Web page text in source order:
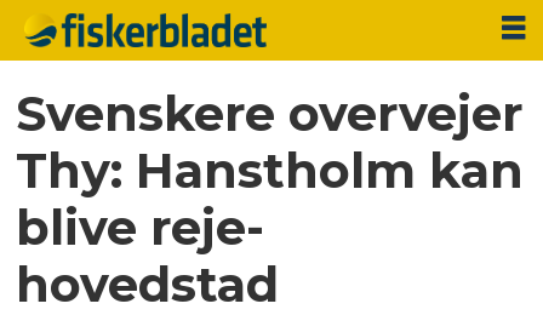
Svenskere overvejer
Thy: Hanstholm kan
blive reje-
hovedstad